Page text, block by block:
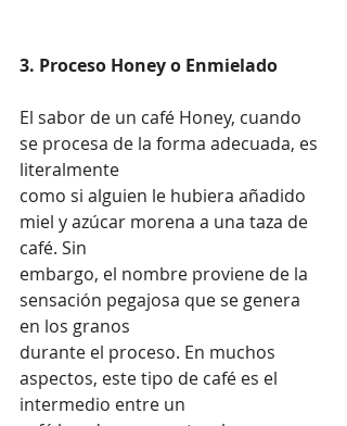
3. Proceso Honey o Enmielado
El sabor de un café Honey, cuando
se procesa de la forma adecuada, es
literalmente
como si alguien le hubiera añadido
miel y azúcar morena a una taza de
café. Sin
embargo, el nombre proviene de la
sensación pegajosa que se genera
en los granos
durante el proceso. En muchos
aspectos, este tipo de café es el
intermedio entre un